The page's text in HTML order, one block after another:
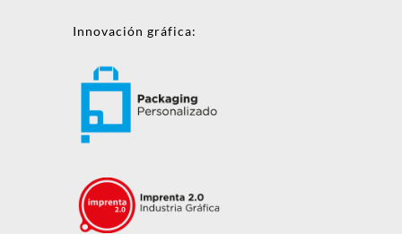
Innovación gráfica: